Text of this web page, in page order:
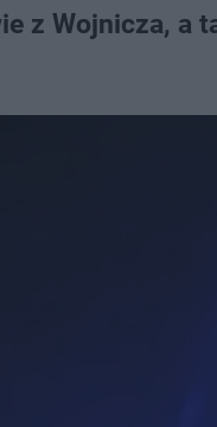
z Wojnicza, a